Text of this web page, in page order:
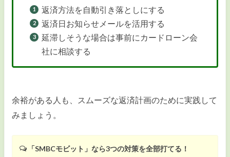
返済方法を自動引き落としにする
返済日お知らせメールを活用する
延滞しそうな場合は事前にカードローン会
社に相談する
余裕がある人も、スムーズな返済計画のために実践して
みましょう。
「SMBCモビット」なら3つの対策を全部打てる！